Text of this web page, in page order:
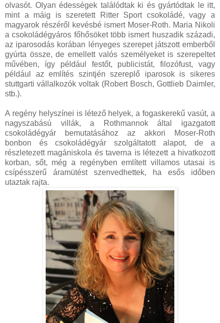
olvasót. Olyan édességek találódtak ki és gyártódtak le itt,
mint a máig is szeretett Ritter Sport csokoládé, vagy a
magyarok részéről kevésbé ismert Moser-Roth. Maria Nikoli
a csokoládégyáros főhősöket több ismert huszadik századi,
az iparosodás korában lényeges szerepet játszott emberből
gyúrta össze, de emellett valós személyeket is szerepeltet
művében, így például festőt, publicistát, filozófust, vagy
például az említés szintjén szereplő iparosok is sikeres
stuttgarti vállalkozók voltak (Robert Bosch, Gottlieb Daimler,
stb.).
A regény helyszínei is létező helyek, a fogaskerekű vasút, a
nagyszabású villák, a Rothmannok által igazgatott
csokoládégyár bemutatásához az akkori Moser-Roth
bonbon és csokoládégyár szolgáltatott alapot, de a
részletezett magániskola és taverna is létezett a hivatkozott
korban, sőt, még a regényben említett villamos utasai is
csípésszerű áramütést szenvedhettek, ha esős időben
utaztak rajta.